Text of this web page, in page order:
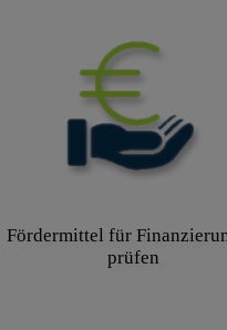
Fördermittel für
prüfen